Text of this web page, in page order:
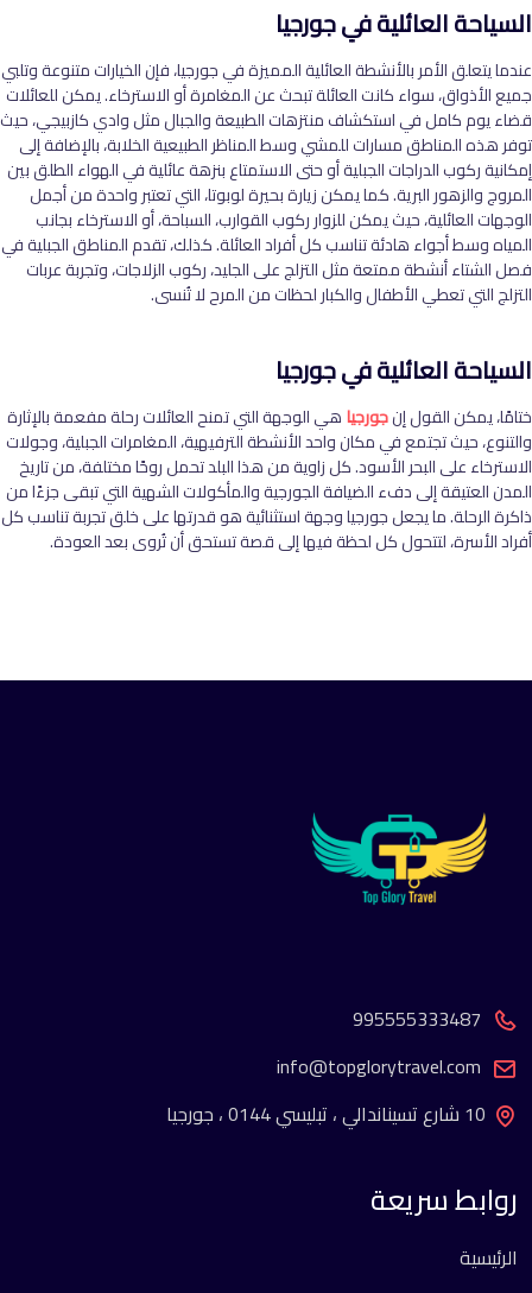
السياحة العائلية في جورجيا
عندما يتعلق الأمر بالأنشطة العائلية المميزة في جورجيا، فإن الخيارات متنوعة وتلبي
جميع الأذواق، سواء كانت العائلة تبحث عن المغامرة أو الاسترخاء. يمكن للعائلات
قضاء يوم كامل في استكشاف منتزهات الطبيعة والجبال مثل وادي كازبيجي، حيث
توفر هذه المناطق مسارات للمشي وسط المناظر الطبيعية الخلابة، بالإضافة إلى
إمكانية ركوب الدراجات الجبلية أو حتى الاستمتاع بنزهة عائلية في الهواء الطلق بين
المروج والزهور البرية. كما يمكن زيارة بحيرة لوبوتا، التي تعتبر واحدة من أجمل
الوجهات العائلية، حيث يمكن للزوار ركوب القوارب، السباحة، أو الاسترخاء بجانب
المياه وسط أجواء هادئة تناسب كل أفراد العائلة. كذلك، تقدم المناطق الجبلية في
فصل الشتاء أنشطة ممتعة مثل التزلج على الجليد، ركوب الزلاجات، وتجربة عربات
التزلج التي تعطي الأطفال والكبار لحظات من المرح لا تُنسى.
السياحة العائلية في جورجيا
ختامًا، يمكن القول إنجورجياهي الوجهة التي تمنح العائلات رحلة مفعمة بالإثارة
والتنوع، حيث تجتمع في مكان واحد الأنشطة الترفيهية، المغامرات الجبلية، وجولات
الاسترخاء على البحر الأسود. كل زاوية من هذا البلد تحمل روحًا مختلفة، من تاريخ
المدن العتيقة إلى دفء الضيافة الجورجية والمأكولات الشهية التي تبقى جزءًا من
ذاكرة الرحلة. ما يجعل جورجيا وجهة استثنائية هو قدرتها على خلق تجربة تناسب كل
أفراد الأسرة، لتتحول كل لحظة فيها إلى قصة تستحق أن تُروى بعد العودة.
995555333487
info@topglorytravel.com
10 شارع تسيناندالي ، تبليسي 0144 ، جورجيا
روابط سريعة
الرئيسية